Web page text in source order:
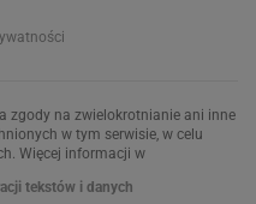
zgody na zwielokrotnianie ani inne
w tym serwisie, w celu
Więcej informacji w
tekstów i danych